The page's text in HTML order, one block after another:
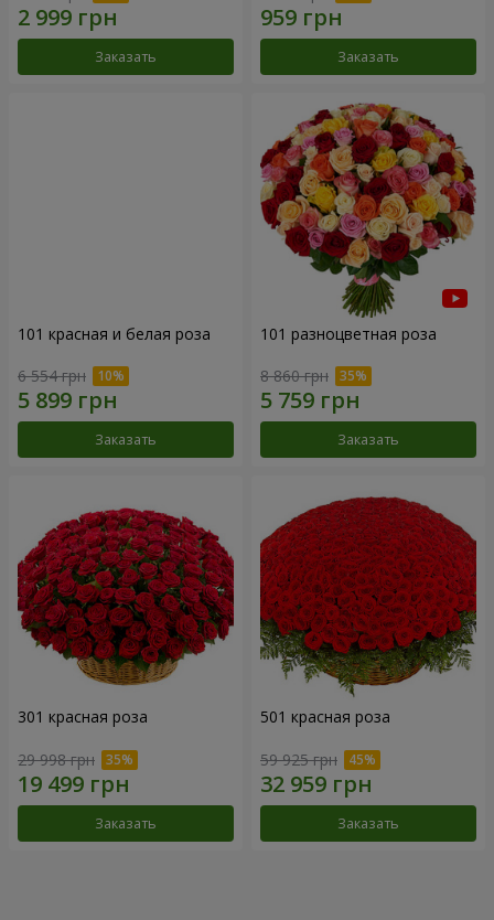
Заказать Заказать
101 красная и белая роза
6 554 грн
Заказать
101 разноцветная роза
8 860 грн
Заказать
301 красная роза
29 998 грн
Заказать
501 красная роза
59 925 грн
Заказать